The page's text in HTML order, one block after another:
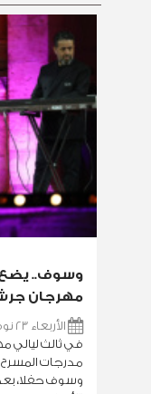
وسوف..
مهرجان
الأربعاء 23 نوفمبر 2022 7:16 م
مدرجات المسرح
وسوف حفلا،